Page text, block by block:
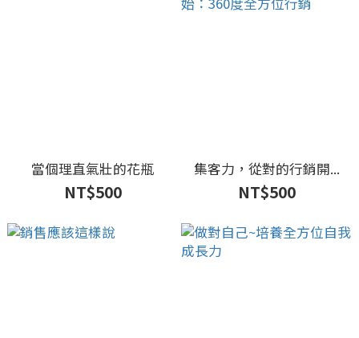
當個理直氣壯的花瓶
NT$500
集客力，從對的行銷開...
NT$500